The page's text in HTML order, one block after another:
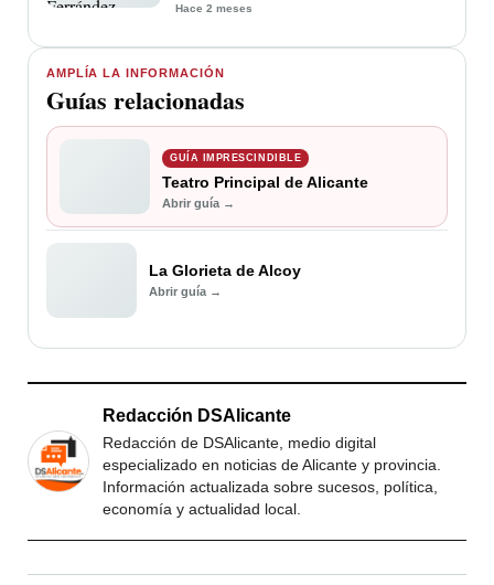
AMPLÍA LA INFORMACIÓN
Guías relacionadas
GUÍA IMPRESCINDIBLE
Teatro Principal de Alicante
Abrir guía →
La Glorieta de Alcoy
Abrir guía →
Luceros
Hace 2 meses
Redacción DSAlicante
Redacción de DSAlicante, medio digital
especializado en noticias de Alicante y provincia.
Información actualizada sobre sucesos, política,
economía y actualidad local.